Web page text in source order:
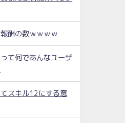
酬の数ｗｗｗｗ
て何であんなユーザ
スキル12にする意